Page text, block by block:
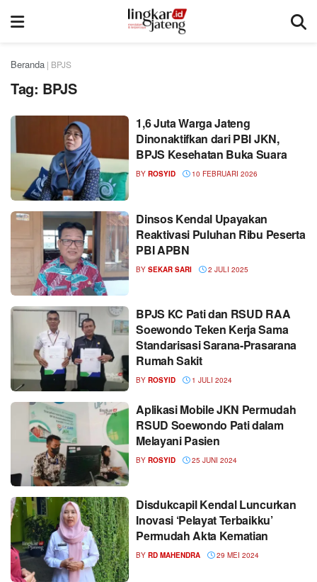
Beranda | BPJS
Tag: BPJS
1,6 Juta Warga Jateng
Dinonaktifkan dari PBI JKN,
BPJS Kesehatan Buka Suara
BY ROSYID 10 FEBRUARI 2026
Dinsos Kendal Upayakan
Reaktivasi Puluhan Ribu Peserta
PBI APBN
BY SEKAR SARI 2 JULI 2025
BPJS KC Pati dan RSUD RAA
Soewondo Teken Kerja Sama
Standarisasi Sarana-Prasarana
Rumah Sakit
BY ROSYID 1 JULI 2024
Aplikasi Mobile JKN Permudah
RSUD Soewondo Pati dalam
Melayani Pasien
BY ROSYID 25 JUNI 2024
Disdukcapil Kendal Luncurkan
Inovasi ‘Pelayat Terbaikku’
Permudah Akta Kematian
BY RD MAHENDRA 29 MEI 2024